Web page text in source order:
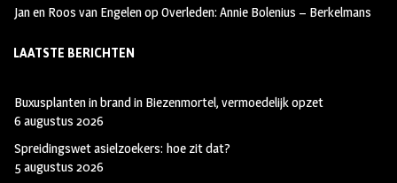
Jan en Roos van EngelenopOverleden: Annie Bolenius – Berkelmans
LAATSTE BERICHTEN
Buxusplanten in brand in Biezenmortel, vermoedelijk opzet
6 augustus 2026
Spreidingswet asielzoekers: hoe zit dat?
5 augustus 2026